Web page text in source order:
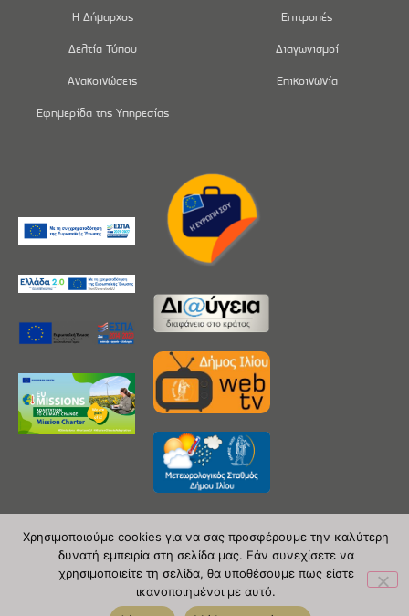
Η Δήμαρχος
Δελτία Τύπου
Ανακοινώσεις
Εφημερίδα της Υπηρεσίας
Επιτροπές
Διαγωνισμοί
Επικοινωνία
Copyright 2020 © Δήμος Ιλίου
| powered by Evolutionprojects
Χρησιμοποιούμε cookies για να σας προσφέρουμε την καλύτερη
δυνατή εμπειρία στη σελίδα μας. Εάν συνεχίσετε να
χρησιμοποιείτε τη σελίδα, θα υποθέσουμε πως είστε
ικανοποιημένοι με αυτό.